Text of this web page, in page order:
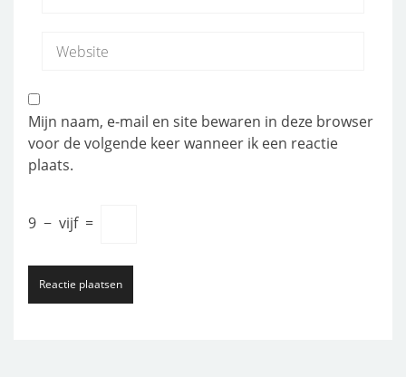
Mijn naam, e-mail en site bewaren in deze browser
voor de volgende keer wanneer ik een reactie
plaats.
9 − vijf =